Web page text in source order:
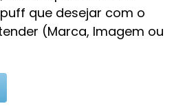
que desejar com o
(Marca, Imagem ou